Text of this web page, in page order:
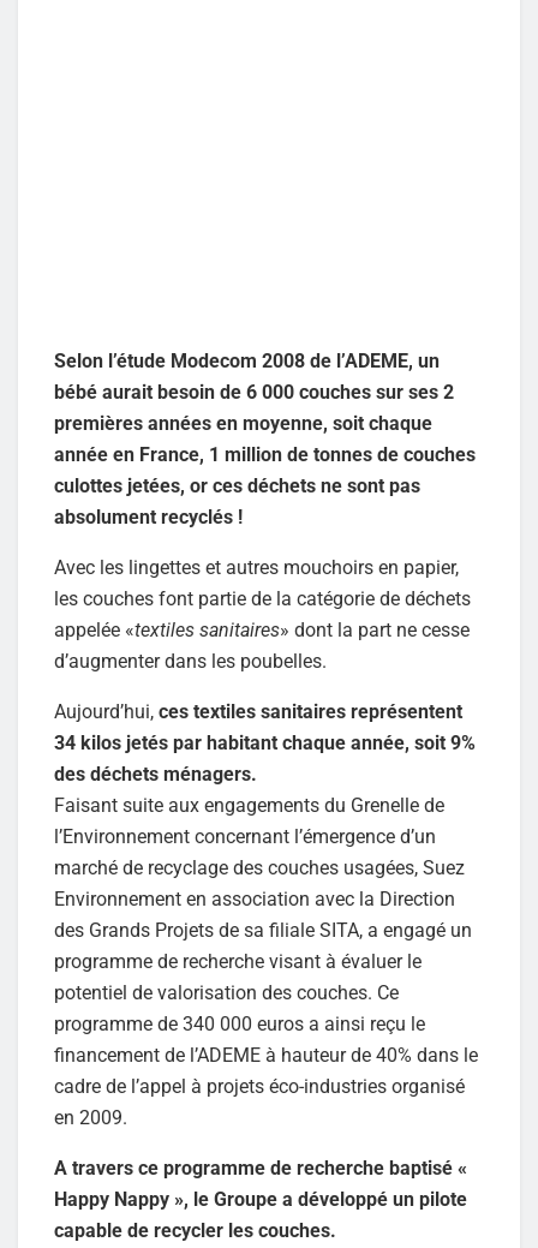
Selon l’étude Modecom 2008 de l’ADEME, un
bébé aurait besoin de 6 000 couches sur ses 2
premières années en moyenne, soit chaque
année en France, 1 million de tonnes de couches
culottes jetées, or ces déchets ne sont pas
absolument recyclés !
Avec les lingettes et autres mouchoirs en papier,
les couches font partie de la catégorie de déchets
appelée «textiles sanitaires» dont la part ne cesse
d’augmenter dans les poubelles.
Aujourd’hui, ces textiles sanitaires représentent
34 kilos jetés par habitant chaque année, soit 9%
des déchets ménagers.
Faisant suite aux engagements du Grenelle de
l’Environnement concernant l’émergence d’un
marché de recyclage des couches usagées, Suez
Environnement en association avec la Direction
des Grands Projets de sa filiale SITA, a engagé un
programme de recherche visant à évaluer le
potentiel de valorisation des couches. Ce
programme de 340 000 euros a ainsi reçu le
financement de l’ADEME à hauteur de 40% dans le
cadre de l’appel à projets éco-industries organisé
en 2009.
A travers ce programme de recherche baptisé «
Happy Nappy », le Groupe a développé un pilote
capable de recycler les couches.